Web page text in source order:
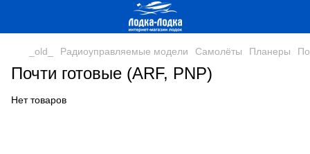
_old_ Радиоуправляемые модели Самолёты Планеры
Почти готовые (ARF, PNP)
Нет товаров